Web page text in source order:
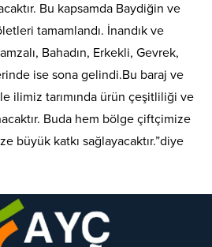
Bu kapsamda Baydiğin ve
tamamlandı. İnandık ve
Bahadın, Erkekli, Gevrek,
ise sona gelindi.Bu baraj ve
ilimiz tarımında ürün çeşitliliği ve
Buda hem bölge çiftçimize
büyük katkı sağlayacaktır.”diye